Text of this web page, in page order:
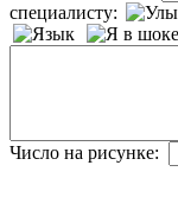
специалисту:
Число на рисунке: